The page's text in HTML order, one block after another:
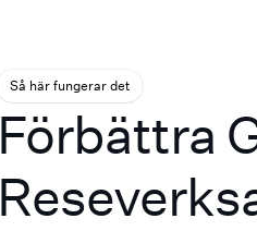
Så här fungerar det
Förbättra